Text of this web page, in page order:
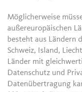
Möglicherweise
außereuropäischen
besteht aus Ländern
Schweiz, Island,
Länder mit
Datenschutz und
Datenübertragung